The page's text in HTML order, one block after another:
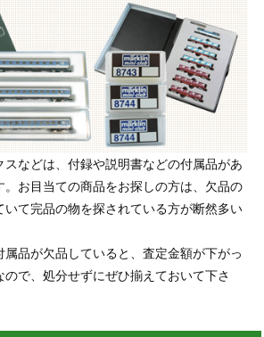
などは、付録や説明書などの付属品があ
。お目当ての商品をお探しの方は、欠品の
いて完品の物を探されている方が断然多い
品が欠品していると、査定金額が下がっ
で、処分せずにぜひ揃えておいて下さ